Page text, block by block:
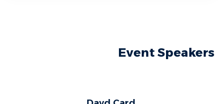
Event Speakers